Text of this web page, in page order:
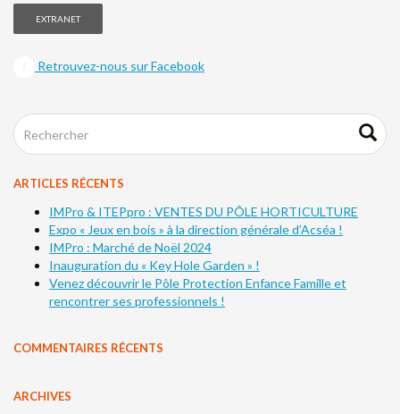
EXTRANET
Retrouvez-nous sur Facebook
ARTICLES RÉCENTS
IMPro & ITEPpro : VENTES DU PÔLE HORTICULTURE
Expo « Jeux en bois » à la direction générale d’Acséa !
IMPro : Marché de Noël 2024
Inauguration du « Key Hole Garden » !
Venez découvrir le Pôle Protection Enfance Famille et
rencontrer ses professionnels !
COMMENTAIRES RÉCENTS
ARCHIVES